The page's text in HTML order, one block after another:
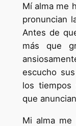
Mí alma me
pronuncian
Antes de
más que
escucho
los tiempos
que
Mi alma